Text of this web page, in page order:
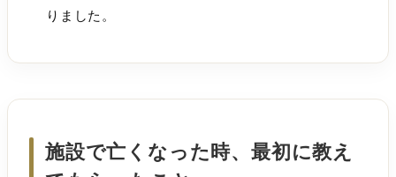
りました。
施設で亡くなった時、最初に教え